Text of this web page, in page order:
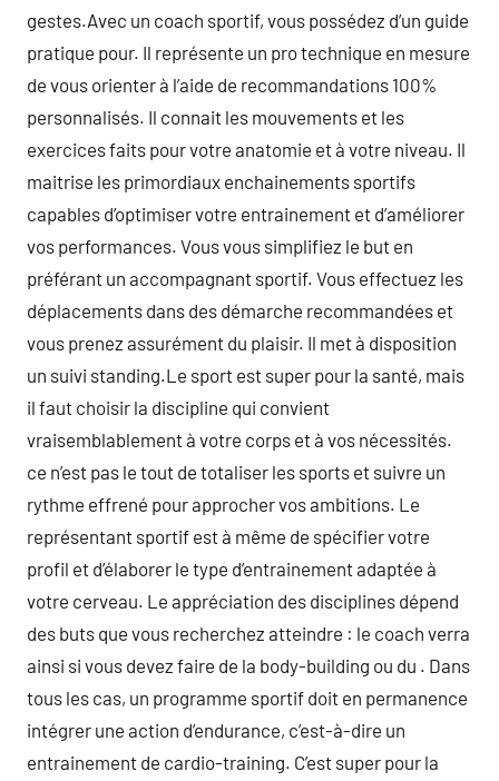
gestes.Avec un coach sportif, vous possédez d’un guide
pratique pour. Il représente un pro technique en mesure
de vous orienter à l’aide de recommandations 100%
personnalisés. Il connait les mouvements et les
exercices faits pour votre anatomie et à votre niveau. Il
maitrise les primordiaux enchainements sportifs
capables d’optimiser votre entrainement et d’améliorer
vos performances. Vous vous simplifiez le but en
préférant un accompagnant sportif. Vous effectuez les
déplacements dans des démarche recommandées et
vous prenez assurément du plaisir. Il met à disposition
un suivi standing.Le sport est super pour la santé, mais
il faut choisir la discipline qui convient
vraisemblablement à votre corps et à vos nécessités.
ce n’est pas le tout de totaliser les sports et suivre un
rythme effrené pour approcher vos ambitions. Le
représentant sportif est à même de spécifier votre
profil et d’élaborer le type d’entrainement adaptée à
votre cerveau. Le appréciation des disciplines dépend
des buts que vous recherchez atteindre : le coach verra
ainsi si vous devez faire de la body-building ou du . Dans
tous les cas, un programme sportif doit en permanence
intégrer une action d’endurance, c’est-à-dire un
entrainement de cardio-training. C’est super pour la